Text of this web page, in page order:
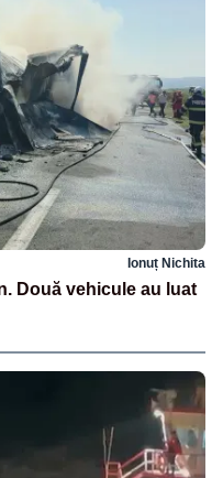
Ionuț Nichita
Două vehicule au luat